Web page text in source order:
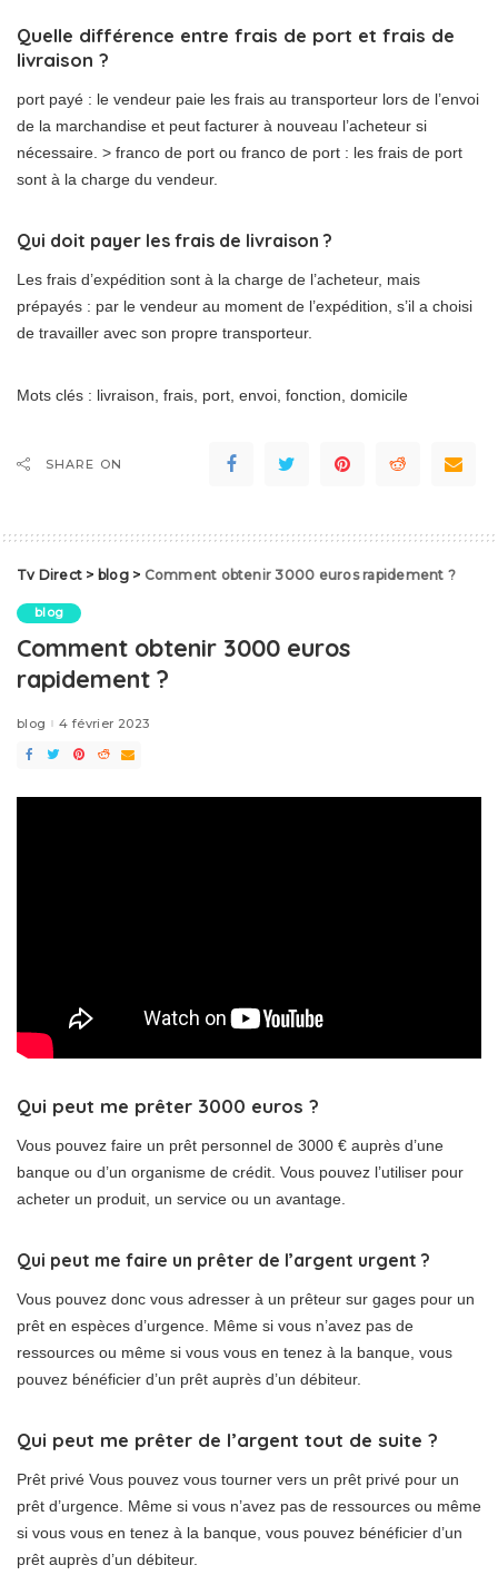
Quelle différence entre frais de port et frais de
livraison ?
port payé : le vendeur paie les frais au transporteur lors de l’envoi
de la marchandise et peut facturer à nouveau l’acheteur si
nécessaire. > franco de port ou franco de port : les frais de port
sont à la charge du vendeur.
Qui doit payer les frais de livraison ?
Les frais d’expédition sont à la charge de l’acheteur, mais
prépayés : par le vendeur au moment de l’expédition, s’il a choisi
de travailler avec son propre transporteur.
Mots clés : livraison, frais, port, envoi, fonction, domicile
SHARE ON
Tv Direct > blog> Comment obtenir 3000 euros rapidement ?
blog
Comment obtenir 3000 euros
rapidement ?
blog 4 février 2023
Qui peut me prêter 3000 euros ?
Vous pouvez faire un prêt personnel de 3000 € auprès d’une
banque ou d’un organisme de crédit. Vous pouvez l’utiliser pour
acheter un produit, un service ou un avantage.
Qui peut me faire un prêter de l’argent urgent ?
Vous pouvez donc vous adresser à un prêteur sur gages pour un
prêt en espèces d’urgence. Même si vous n’avez pas de
ressources ou même si vous vous en tenez à la banque, vous
pouvez bénéficier d’un prêt auprès d’un débiteur.
Qui peut me prêter de l’argent tout de suite ?
Prêt privé Vous pouvez vous tourner vers un prêt privé pour un
prêt d’urgence. Même si vous n’avez pas de ressources ou même
si vous vous en tenez à la banque, vous pouvez bénéficier d’un
prêt auprès d’un débiteur.